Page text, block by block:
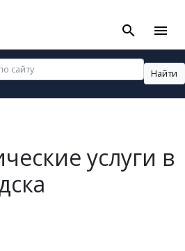
search menu
Найти
услуги в